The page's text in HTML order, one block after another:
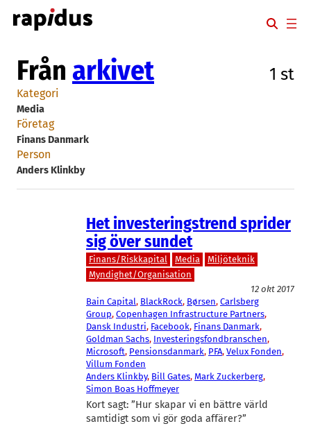
Hoppa
till
Från arkivet 1 st
Kategori
Media
Företag
Finans Danmark
Person
Anders Klinkby
Het investeringstrend sprider
sig över sundet
Finans/Riskkapital Media
Miljöteknik
Myndighet/Organisation
12 okt 2017
Bain Capital, BlackRock, Børsen, Carlsberg
Group, Copenhagen Infrastructure Partners
Dansk Industri, Facebook, Finans Danmark
Goldman Sachs, Investeringsfondbranschen
Microsoft, Pensionsdanmark, PFA, Velux Fonden
Villum Fonden
Anders Klinkby, Bill Gates, Mark Zuckerberg
Simon Boas Hoffmeyer
Kort sagt: ”Hur skapar vi en bättre värld
samtidigt som vi gör goda affärer?”